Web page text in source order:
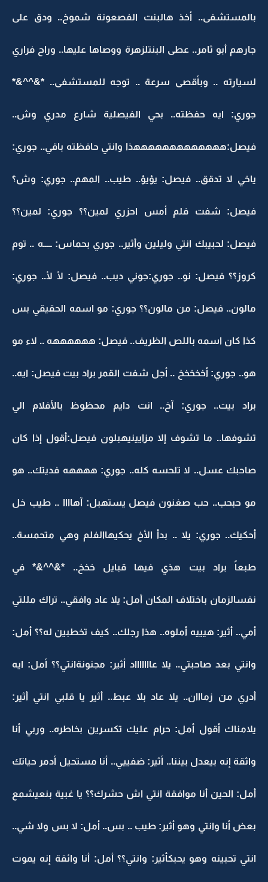
بالمستشفى.. أخذ هالبنت الفصعونة شموخ.. ودق على
جارهم أبو ثامر.. عطى البنتلزهرة ووصاها عليها.. وراح فراري
لسيارته .. وبأقصى سرعة .. توجه للمستشفى.. *&^^&*
جوري: ايه حفظته.. بحي الفيصلية شارع مدري وش..
فيصل:هههههههههههههذا وانتي حافظته باقي.. جوري:
ياخي لا تدقق.. فيصل: يؤيؤ.. طيب.. المهم.. جوري: وش؟
فيصل: شفت فلم أمس احزري لمين؟؟ جوري: لمين؟؟
فيصل: لحبيبك انتي وليلين وأثير.. جوري بحماس: ـــــه .. توم
كروز؟؟ فيصل: نو.. جوري:جوني ديب.. فيصل: لأ لأ.. جوري:
مالون.. فيصل: من مالون؟؟ جوري: مو اسمه الحقيقي بس
كذا كان اسمه باللص الظريف.. فيصل: ههههههه .. لاء مو
هو.. جوري: أخخخخخ .. أجل شفت القمر براد بيت فيصل: ايه..
براد بيت.. جوري: آخ.. انت دايم محظوظ بالأفلام الي
تشوفها.. ما تشوف إلا مزايينيهبلون فيصل:أقول إذا كان
صاحبك عسل.. لا تلحسه كله.. جوري: ههههه فديتك.. هو
مو حبحب.. حب صغنون فيصل يستهبل: آهاااا .. طيب خل
أحكيك.. جوري: يلا .. بدأ الأخ يحكيهاالفلم وهي متحمسة..
طبعاً براد بيت هذي فيها قبايل خخخ.. *&^^&* في
نفسالزمان باختلاف المكان أمل: يلا عاد وافقي.. تراك مللتي
أمي.. أثير: هيييه أملوه.. هذا رجلك.. كيف تخطبين له؟؟ أمل:
وانتي بعد صاحبتي.. يلا عاااااااد أثير: مجنونةانتي؟؟ أمل: ايه
أدري من زمااان.. يلا عاد بلا عبط.. أثير يا قلبي انتي أثير:
يلامناك أقول أمل: حرام عليك تكسرين بخاطره.. وربي أنا
واثقة إنه بيعدل بيننا.. أثير: ضفييي.. أنا مستحيل أدمر حياتك
أمل: الحين أنا موافقة انتي اش حشرك؟؟ يا غبية بنعيشمع
بعض أنا وانتي وهو أثير: طيب .. بس.. أمل: لا بس ولا شي..
انتي تحبينه وهو يحبكأثير: وانتي؟؟ أمل: أنا وائقة إنه يموت